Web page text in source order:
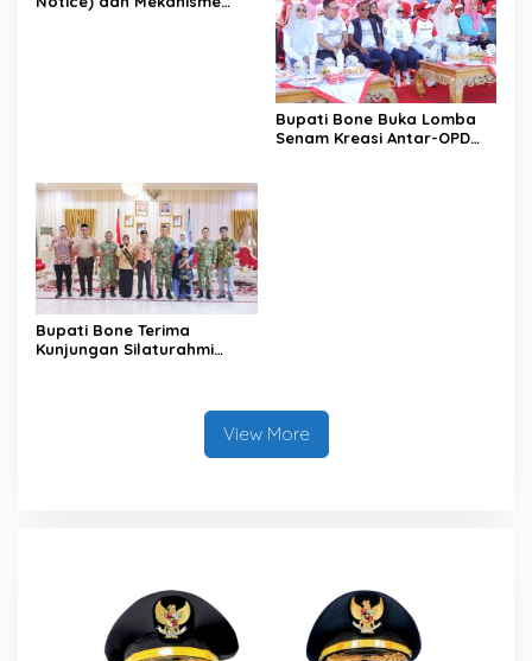
Bupati Bone Buka Lomba
Senam Kreasi Antar-OPD
Bupati Bone Terima
Kunjungan Silaturahmi
View More